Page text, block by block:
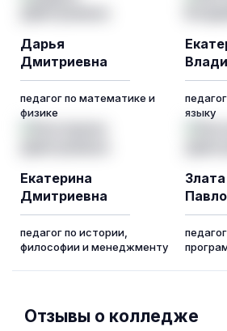
Дарья
Дмитриевна
педагог по математике и
физике
языку
Екатерина
Дмитриевна
педагог по истории,
философии и менеджменту
Злата
Отзывы о колледже